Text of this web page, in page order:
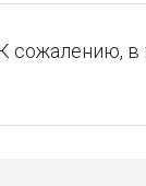
сожалению, в